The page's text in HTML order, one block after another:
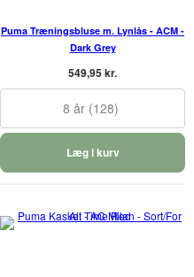
Puma Træningsbluse m. Lynlås - ACM -
Dark Grey
549,95 kr.
8 år (128)
Læg i kurv